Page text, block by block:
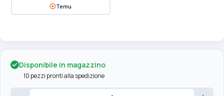
Temu
Disponibile in magazzino
10 pezzi pronti alla spedizione